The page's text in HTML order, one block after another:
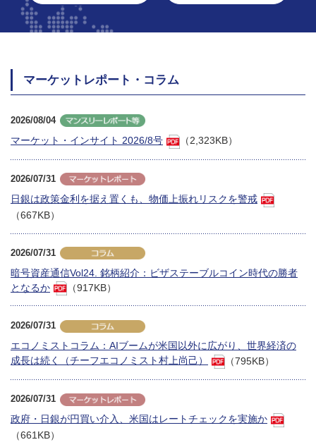
マーケットレポート・コラム
2026/08/04
マーケット・インサイト 2026/8号 （2,323KB）
2026/07/31
日銀は政策金利を据え置くも、物価上振れリスクを警戒
（667KB）
2026/07/31
暗号資産通信Vol24. 銘柄紹介：ビザステーブルコイン時代の勝者
となるか
（917KB）
2026/07/31
エコノミストコラム：AIブームが米国以外に広がり、世界経済の
成長は続く（チーフエコノミスト村上尚己）
（795KB）
2026/07/31
政府・日銀が円買い介入、米国はレートチェックを実施か
（661KB）